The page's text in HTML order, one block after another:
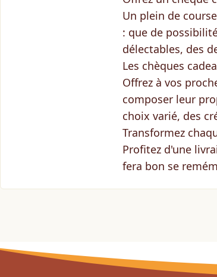
Un plein de
: que de
délectables, des
Les chèques
Offrez à vos
composer leur
choix varié, des
Transformez
Profitez d'une
fera bon se